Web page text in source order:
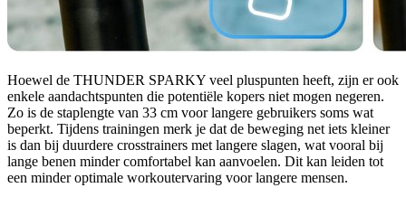
Hoewel de THUNDER SPARKY veel pluspunten heeft, zijn er ook
enkele aandachtspunten die potentiële kopers niet mogen negeren.
Zo is de staplengte van 33 cm voor langere gebruikers soms wat
beperkt. Tijdens trainingen merk je dat de beweging net iets kleiner
is dan bij duurdere crosstrainers met langere slagen, wat vooral bij
lange benen minder comfortabel kan aanvoelen. Dit kan leiden tot
een minder optimale workoutervaring voor langere mensen.